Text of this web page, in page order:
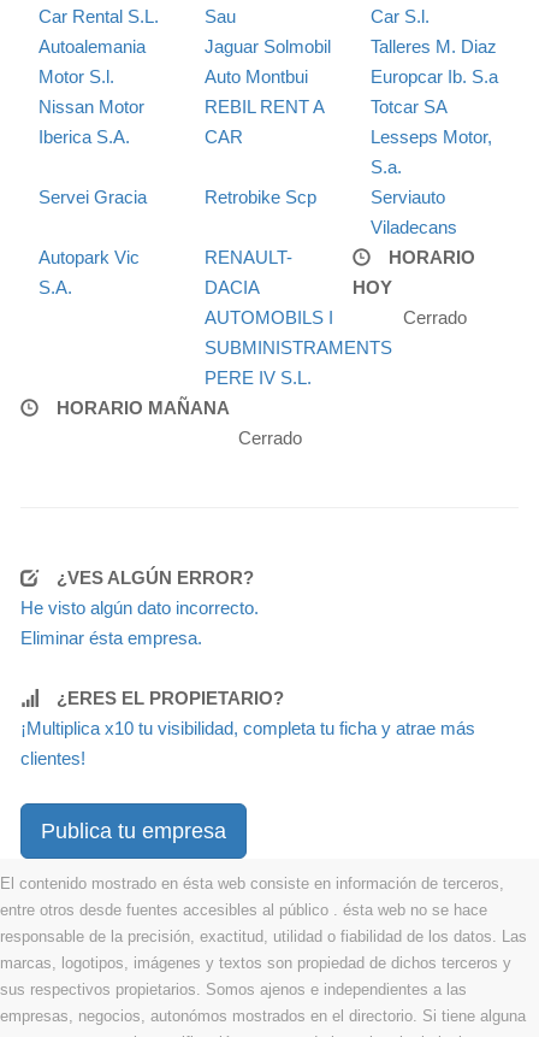
Car Rental S.L.
Sau
Car S.l.
Autoalemania
Motor S.l.
Jaguar Solmobil
Talleres M. Diaz
Auto Montbui
Europcar Ib. S.a
Nissan Motor
Iberica S.A.
REBIL RENT A
CAR
Totcar SA
Lesseps Motor,
S.a.
Servei Gracia
Retrobike Scp
Serviauto
Viladecans
Autopark Vic
S.A.
RENAULT-
DACIA
AUTOMOBILS I
SUBMINISTRAMENTS
PERE IV S.L.
HORARIO
HOY
Cerrado
HORARIO MAÑANA
Cerrado
¿VES ALGÚN ERROR?
He visto algún dato incorrecto.
Eliminar ésta empresa.
¿ERES EL PROPIETARIO?
¡Multiplica x10 tu visibilidad, completa tu ficha y atrae más
clientes!
Publica tu empresa
El contenido mostrado en ésta web consiste en información de terceros,
entre otros desde fuentes accesibles al público . ésta web no se hace
responsable de la precisión, exactitud, utilidad o fiabilidad de los datos. Las
marcas, logotipos, imágenes y textos son propiedad de dichos terceros y
sus respectivos propietarios. Somos ajenos e independientes a las
empresas, negocios, autonómos mostrados en el directorio. Si tiene alguna